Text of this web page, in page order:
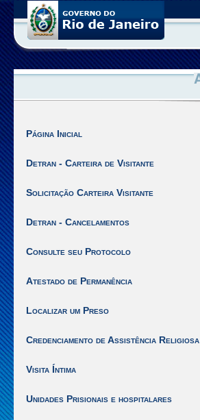
está
no
site
de
Visitantes
SEPPEN
Estado
para
1]
Ir
o
do
Página Inicial
Detran - Carteira de Visitante
Solicitação Carteira Visitante
Detran - Cancelamentos
Consulte seu Protocolo
Atestado de Permanência
Localizar um Preso
Credenciamento de Assistência Religiosa
Visita Íntima
Unidades Prisionais e hospitalares